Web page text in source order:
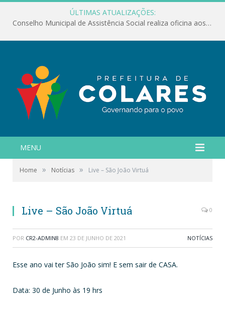
ÚLTIMAS ATUALIZAÇÕES:
Conselho Municipal de Assistência Social realiza oficina aos servidores
MENU
Home » Notícias » Live – São João Virtuá
Live – São João Virtuá 0
POR CR2-ADMIN8 EM 23 DE JUNHO DE 2021 NOTÍCIAS
Esse ano vai ter São João sim! E sem sair de CASA.
Data: 30 de Junho às 19 hrs